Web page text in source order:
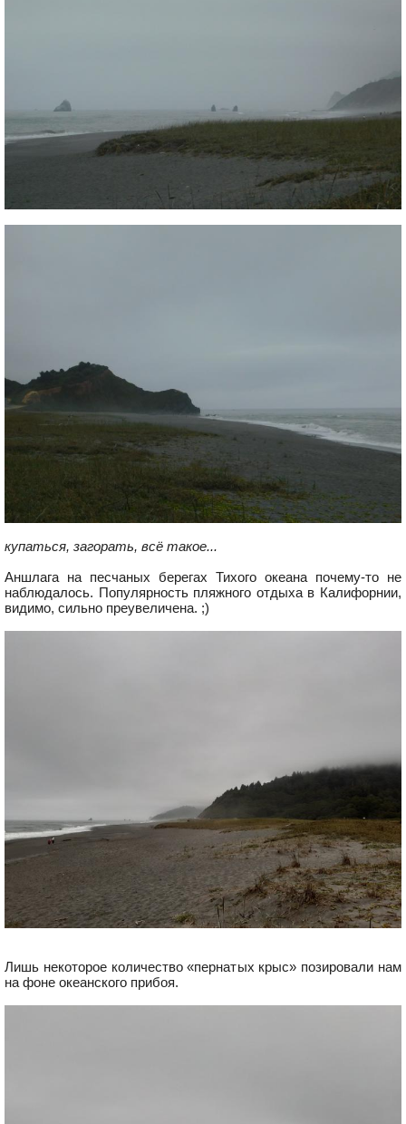
купаться, загорать, всё такое...
Аншлага на песчаных берегах Тихого океана почему-то не
наблюдалось. Популярность пляжного отдыха в Калифорнии,
видимо, сильно преувеличена. ;)
Лишь некоторое количество «пернатых крыс» позировали нам
на фоне океанского прибоя.